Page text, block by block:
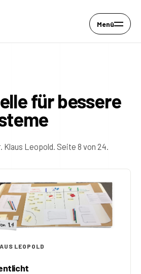
Menü
für bessere
Leopold. Seite 8 von 24.
LEOPOLD